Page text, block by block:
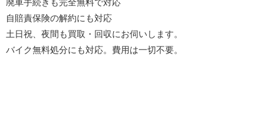
廃車手続きも完全無料で対応
自賠責保険の解約にも対応
土日祝、夜間も買取・回収にお伺いします。
バイク無料処分にも対応。費用は一切不要。